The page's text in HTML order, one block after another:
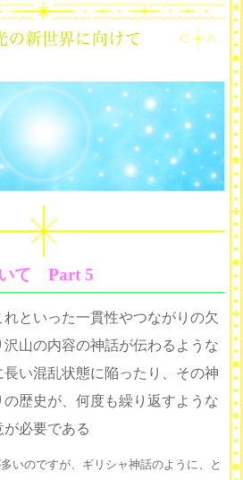
て Part 5
といった一貫性やつながりの欠
山の内容の神話が伝わるような
い混乱状態に陥ったり、その神
歴史が、何度も繰り返すような
必要である
いのですが、ギリシャ神話のように、と